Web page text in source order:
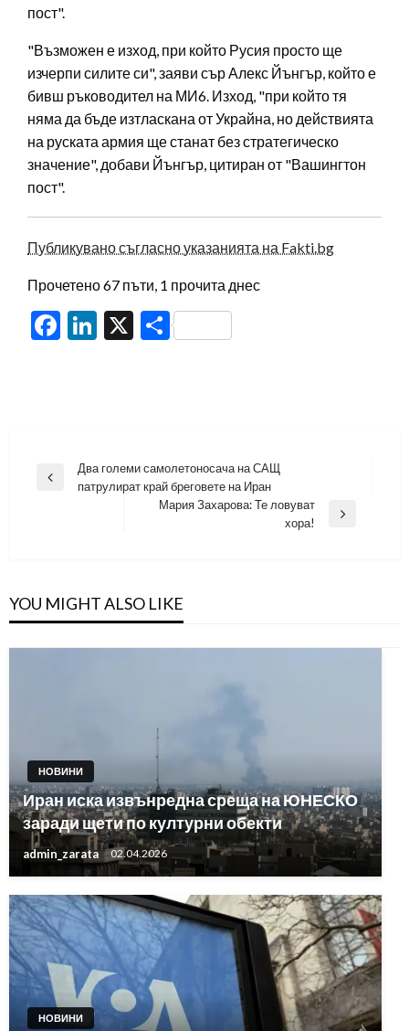
пост".
"Възможен е изход, при който Русия просто ще
изчерпи силите си", заяви сър Алекс Йънгър, който е
бивш ръководител на МИ6. Изход, "при който тя
няма да бъде изтласкана от Украйна, но действията
на руската армия ще станат без стратегическо
значение", добави Йънгър, цитиран от "Вашингтон
пост".
Публикувано съгласно указанията на Fakti.bg
Прочетено 67 пъти, 1 прочита днес
Facebook
LinkedIn
X Share
Навигация
Previous
Два големи самолетоносача на САЩ
патрулират край бреговете на Иран
Мария Захарова: Те ловуват
хора!
YOU MIGHT ALSO LIKE
НОВИНИ
Иран иска извънредна среща на ЮНЕСКО
заради щети по културни обекти
admin_zarata 02.04.2026
НОВИНИ